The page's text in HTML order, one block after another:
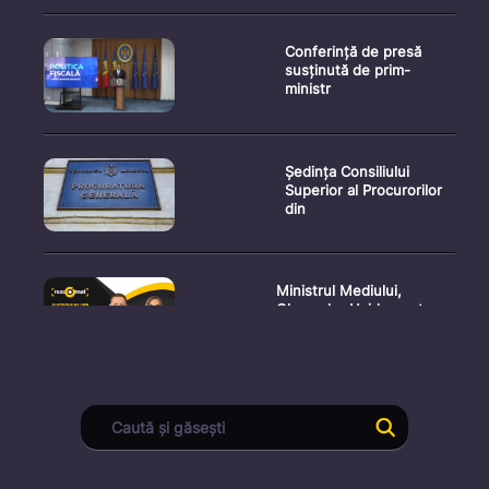
Conferință de presă
susținută de prim-
ministr
Ședința Consiliului
Superior al Procurorilor
din
Ministrul Mediului,
Gheorghe Hajder, este
Consultări publice privind
proiectul de lege pent